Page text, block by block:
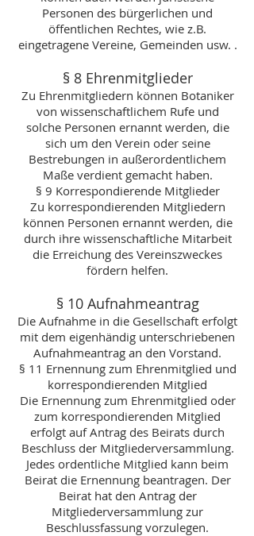
Personen des bürgerlichen und
öffentlichen Rechtes, wie z.B.
eingetragene Vereine, Gemeinden usw. .
§ 8 Ehrenmitglieder
Zu Ehrenmitgliedern können Botaniker
von wissenschaftlichem Rufe und
solche Personen ernannt werden, die
sich um den Verein oder seine
Bestrebungen in außerordentlichem
Maße verdient gemacht haben.
§ 9 Korrespondierende Mitglieder
Zu korrespondierenden Mitgliedern
können Personen ernannt werden, die
durch ihre wissenschaftliche Mitarbeit
die Erreichung des Vereinszweckes
fördern helfen.
§ 10 Aufnahmeantrag
Die Aufnahme in die Gesellschaft erfolgt
mit dem eigenhändig unterschriebenen
Aufnahmeantrag an den Vorstand.
§ 11 Ernennung zum Ehrenmitglied und
korrespondierenden Mitglied
Die Ernennung zum Ehrenmitglied oder
zum korrespondierenden Mitglied
erfolgt auf Antrag des Beirats durch
Beschluss der Mitgliederversammlung.
Jedes ordentliche Mitglied kann beim
Beirat die Ernennung beantragen. Der
Beirat hat den Antrag der
Mitgliederversammlung zur
Beschlussfassung vorzulegen.